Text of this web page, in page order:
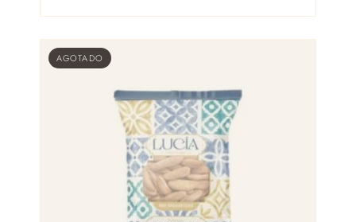
AGOTADO